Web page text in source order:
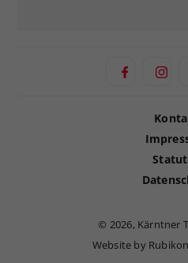
© 2026, Kärntner
Website by